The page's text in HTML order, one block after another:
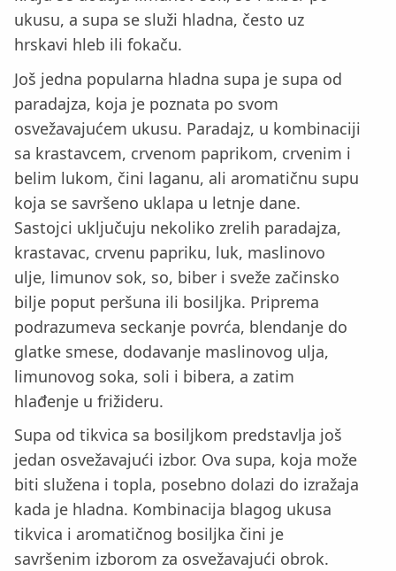
ukusu, a supa se služi hladna, često uz
hrskavi hleb ili fokaču.
Još jedna popularna hladna supa je supa od
paradajza, koja je poznata po svom
osvežavajućem ukusu. Paradajz, u kombinaciji
sa krastavcem, crvenom paprikom, crvenim i
belim lukom, čini laganu, ali aromatičnu supu
koja se savršeno uklapa u letnje dane.
Sastojci uključuju nekoliko zrelih paradajza,
krastavac, crvenu papriku, luk, maslinovo
ulje, limunov sok, so, biber i sveže začinsko
bilje poput peršuna ili bosiljka. Priprema
podrazumeva seckanje povrća, blendanje do
glatke smese, dodavanje maslinovog ulja,
limunovog soka, soli i bibera, a zatim
hlađenje u frižideru.
Supa od tikvica sa bosiljkom predstavlja još
jedan osvežavajući izbor. Ova supa, koja može
biti služena i topla, posebno dolazi do izražaja
kada je hladna. Kombinacija blagog ukusa
tikvica i aromatičnog bosiljka čini je
savršenim izborom za osvežavajući obrok.